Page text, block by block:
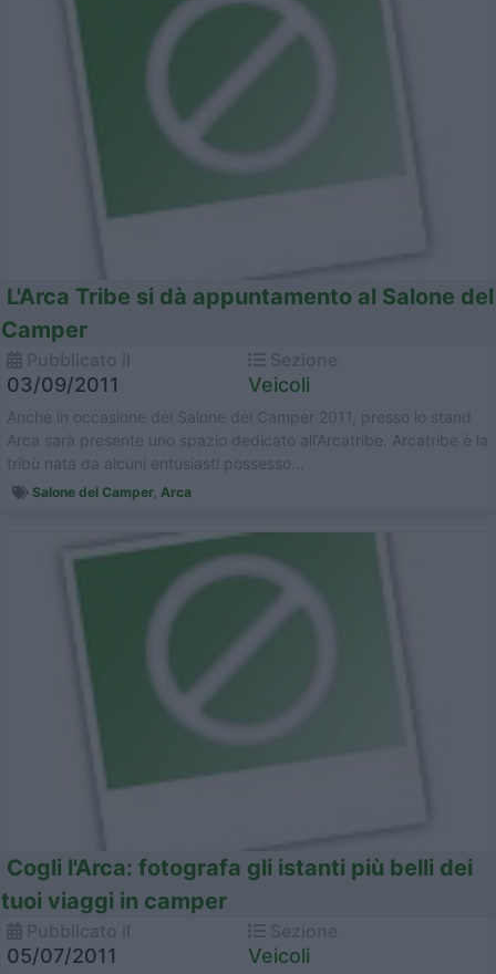
L'Arca Tribe si dà appuntamento al Salone del
Camper
03/09/2011 Veicoli
Anche in occasione del Salone del Camper 2011, presso lo stand
Arca sarà presente uno spazio dedicato all’Arcatribe. Arcatribe è la
tribù nata da alcuni entusiasti possesso...
Salone del Camper, Arca
Cogli l'Arca: fotografa gli istanti più belli dei
tuoi viaggi in camper
05/07/2011 Veicoli